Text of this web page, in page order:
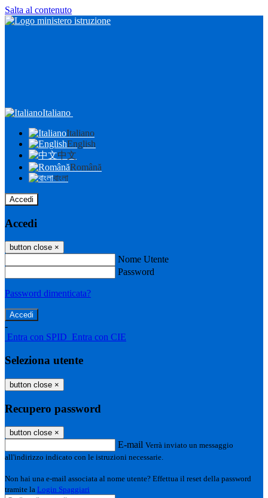
Salta al contenuto
Italiano
Italiano
English
中文
Română
বাংলা
Accedi
Accedi
button close ×
Nome Utente
Password
Password dimenticata?
-
Entra con SPID Entra con CIE
Seleziona utente
button close ×
Recupero password
button close ×
E-mail Verrà inviato un messaggio
all'indirizzo indicato con le istruzioni necessarie.
Non hai una e-mail associata al nome utente? Effettua il reset della password
tramite la Login Spaggiari